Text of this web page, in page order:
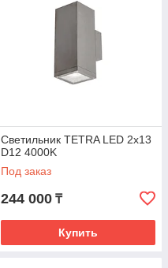
Светильник TETRA LED 2x13
D12 4000K
Под заказ
244 000 ₸
Купить